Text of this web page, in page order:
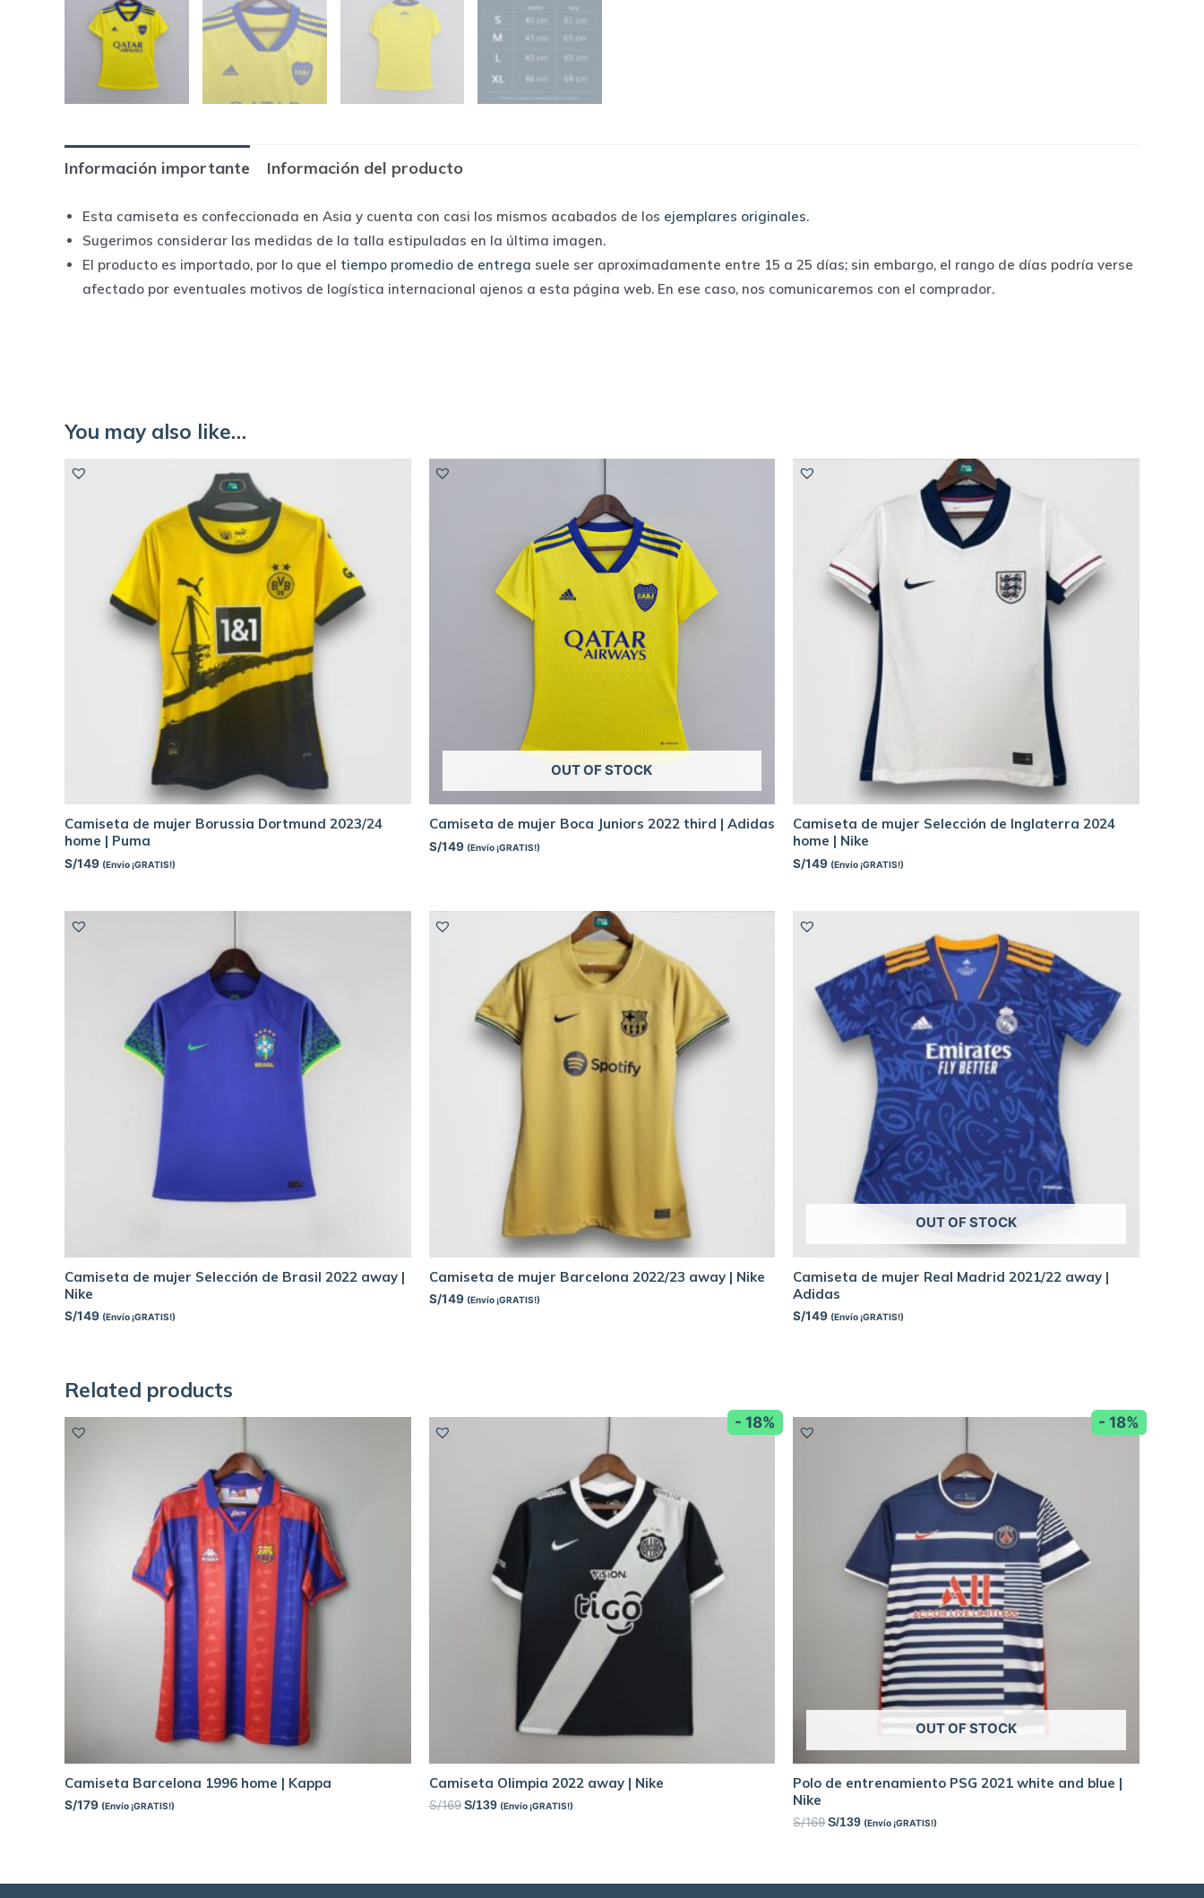
Información importante Información del producto
Esta camiseta es confeccionada en Asia y cuenta con casi los mismos acabados de los ejemplares originales.
Sugerimos considerar las medidas de la talla estipuladas en la última imagen.
El producto es importado, por lo que el tiempo promedio de entrega suele ser aproximadamente entre 15 a 25 días; sin embargo, el rango de días podría verse
afectado por eventuales motivos de logística internacional ajenos a esta página web. En ese caso, nos comunicaremos con el comprador.
You may also like…
Camiseta de mujer Borussia Dortmund 2023/24
home | Puma
S/149 (Envío ¡GRATIS!)
OUT OF STOCK
Camiseta de mujer Boca Juniors 2022 third | Adidas
S/149 (Envío ¡GRATIS!)
Camiseta de mujer Selección de Inglaterra 2024
home | Nike
S/149 (Envío ¡GRATIS!)
Camiseta de mujer Selección de Brasil 2022 away |
Nike
S/149 (Envío ¡GRATIS!)
Camiseta de mujer Barcelona 2022/23 away | Nike
S/149 (Envío ¡GRATIS!)
OUT OF STOCK
Camiseta de mujer Real Madrid 2021/22 away |
Adidas
S/149 (Envío ¡GRATIS!)
Related products
Camiseta Barcelona 1996 home | Kappa
S/179 (Envío ¡GRATIS!)
- 18%
Camiseta Olimpia 2022 away | Nike
S/169 S/139 (Envío ¡GRATIS!)
- 18%
OUT OF STOCK
Polo de entrenamiento PSG 2021 white and blue |
Nike
S/169 S/139 (Envío ¡GRATIS!)